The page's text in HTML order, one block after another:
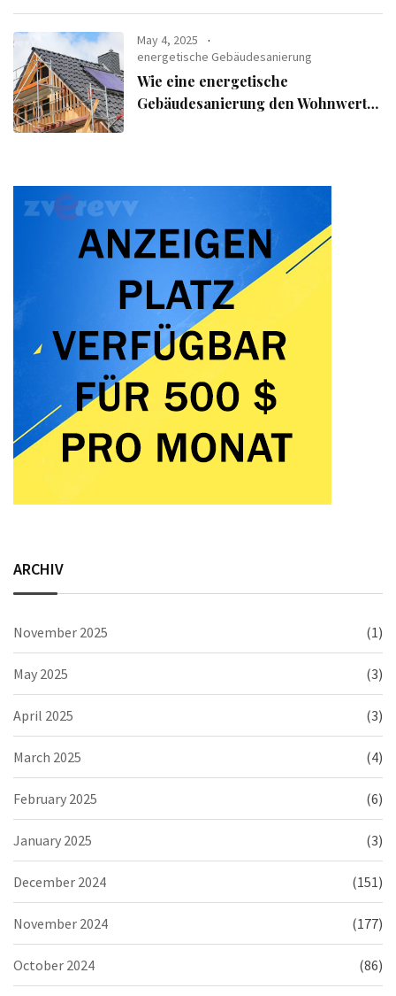
May 4, 2025
energetische Gebäudesanierung
Wie eine energetische
Gebäudesanierung den Wohnwert
ARCHIV
November 2025 (1)
May 2025 (3)
April 2025 (3)
March 2025 (4)
February 2025 (6)
January 2025 (3)
December 2024 (151)
November 2024 (177)
October 2024 (86)